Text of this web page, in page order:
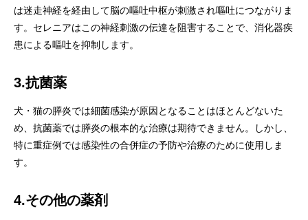
は迷走神経を経由して脳の嘔吐中枢が刺激され嘔吐につながりま
す。セレニアはこの神経刺激の伝達を阻害することで、消化器疾
患による嘔吐を抑制します。
3.抗菌薬
犬・猫の膵炎では細菌感染が原因となることはほとんどないた
め、抗菌薬では膵炎の根本的な治療は期待できません。しかし、
特に重症例では感染性の合併症の予防や治療のために使用しま
す。
4.その他の薬剤